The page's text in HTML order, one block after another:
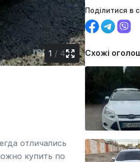
1 / 4
отличались
купить по
Поділитися в
Схожі